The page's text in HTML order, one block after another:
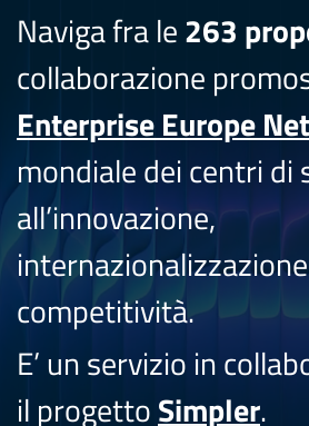
Naviga fra le263
collaborazione
Enterprise Europe
mondiale dei centri di
all’innovazione,
competitività.
E’ un servizio in
il progettoSimpler.